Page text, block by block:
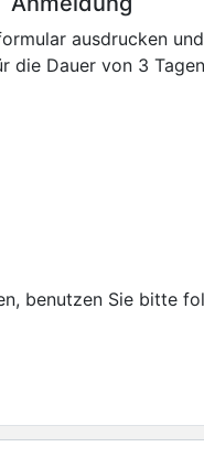
ausdrucken
die Dauer von 3
benutzen Sie bitte